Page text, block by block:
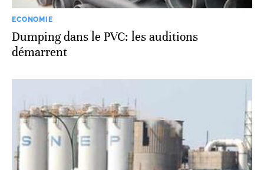
ECONOMIE
Dumping dans le PVC: les auditions
démarrent